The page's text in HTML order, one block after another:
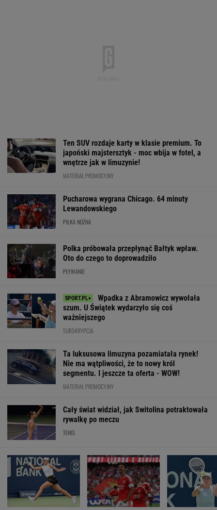
Ten SUV rozdaje karty w klasie premium. To
japoński majstersztyk - moc wbija w fotel, a
wnętrze jak w limuzynie!
MATERIAŁ PROMOCYJNY
Pucharowa wygrana Chicago. 64 minuty
Lewandowskiego
PIŁKA NOŻNA
Polka próbowała przepłynąć Bałtyk wpław.
Oto do czego to doprowadziło
PŁYWANIE
Wpadka z Abramowicz wywołała
szum. U Świątek wydarzyło się coś
ważniejszego
SUBSKRYPCJA
Ta luksusowa limuzyna pozamiatała rynek!
Nie ma wątpliwości, że to nowy król
segmentu. I jeszcze ta oferta - WOW!
MATERIAŁ PROMOCYJNY
Cały świat widział, jak Switolina potraktowała
rywalkę po meczu
TENIS